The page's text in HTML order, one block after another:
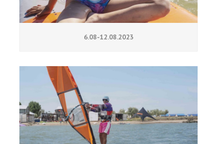
6.08-12.08.2023